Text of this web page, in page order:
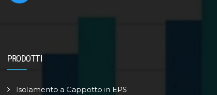
PRODOTTI
Isolamento a Cappotto in EPS